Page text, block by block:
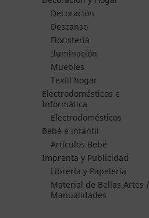
Decoración
Descanso
Floristería
Iluminación
Muebles
Textil hogar
Electrodomésticos e
Informática
Electrodomésticos
Bebé e infantil
Artículos Bebé
Imprenta y Publicidad
Librería y Papelería
Material de Bellas Artes /
Manualidades